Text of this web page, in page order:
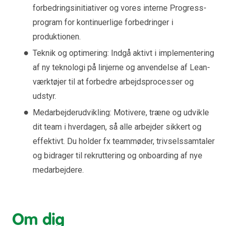
forbedringsinitiativer og vores interne Progress-
program for kontinuerlige forbedringer i
produktionen.
Teknik og optimering: Indgå aktivt i implementering
af ny teknologi på linjerne og anvendelse af Lean-
værktøjer til at forbedre arbejdsprocesser og
udstyr.
Medarbejderudvikling: Motivere, træne og udvikle
dit team i hverdagen, så alle arbejder sikkert og
effektivt. Du holder fx teammøder, trivselssamtaler
og bidrager til rekruttering og onboarding af nye
medarbejdere.
Om dig